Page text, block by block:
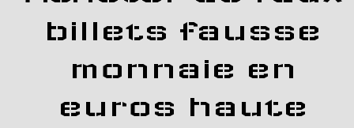
billets fausse
monnaie en
euros haute